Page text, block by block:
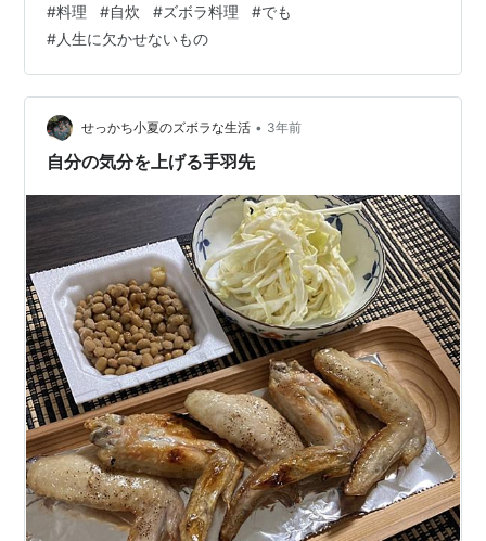
いるわけではないし、普通にやれば数日に一度、1時間ほ
どあればこなせると思う。 一人分だし。 でも、他にやる
こともしたいこともないので、そこまで散らかっていな
い部屋をのんびり片付けるなどして時間を潰している。
だから、趣味なんて聞かれても正直わからない。 人に言
って、話が広がるような趣味は持ち合わ…
#料理 #自炊 #ズボラ料理 #でも
#人生に欠かせないもの
せっかち小夏のズボラな生活 • 3年前
自分の気分を上げる手羽先